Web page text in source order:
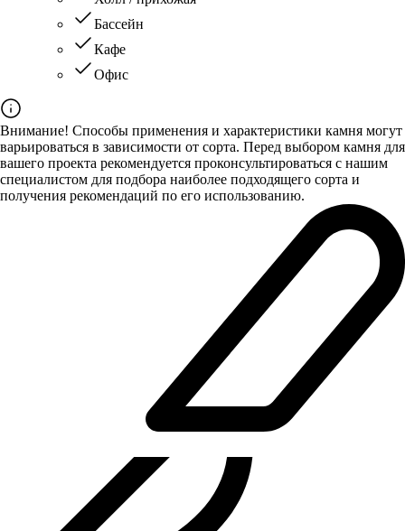
Бассейн
Кафе
Офис
Внимание! Способы применения и характеристики камня могут
варьироваться в зависимости от сорта. Перед выбором камня для
вашего проекта рекомендуется проконсультироваться с нашим
специалистом для подбора наиболее подходящего сорта и
получения рекомендаций по его использованию.